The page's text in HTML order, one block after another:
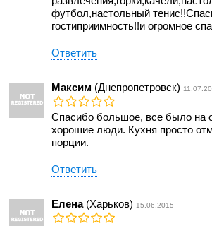
футбол,настольный
гостиприимность!!и огромное
Ответить
Максим (Днепропетровск)
Спасибо большое, все было на
хорошие люди. Кухня просто
порции.
Ответить
Елена(Харьков) 15.06.2015